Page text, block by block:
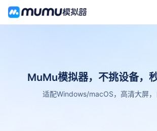
MuMu模拟器，不挑设备，秒
适配Windows/macOS，高清大屏